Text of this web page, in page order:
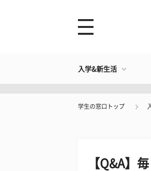
入学&新生活
学生の窓口トップ
【Q&A】